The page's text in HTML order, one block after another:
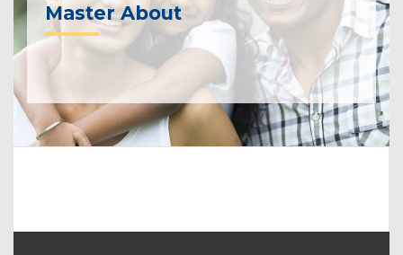
Master About